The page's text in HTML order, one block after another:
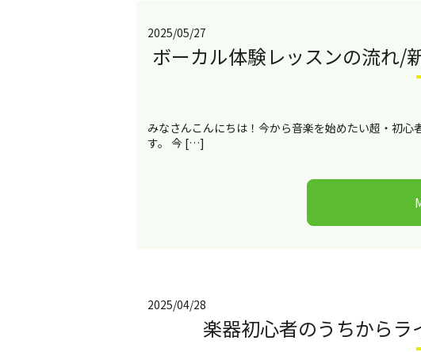
2025/05/27
ボーカル体験レッスンの流れ/
みなさんこんにちは！今から音楽を始めたい超・初
す。 今 […]
2025/04/28
楽器初心者のうちから